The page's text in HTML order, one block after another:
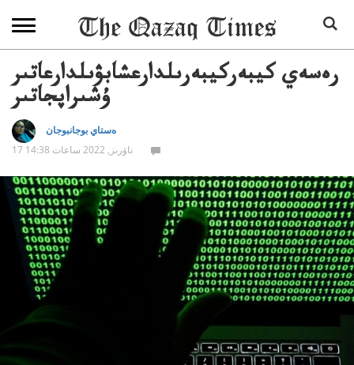
رەسەي كيبەركيبەرىلدارعشابۋىلدارعاتىر
ۇشىراپجاتىر
ەستاي بوجانبوجان
17 ناۋرىز, 2022 ساعات 14:38